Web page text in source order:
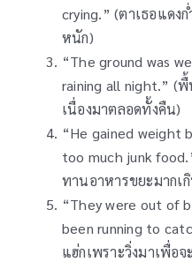
crying.” (ตาเธอแดง
หนัก)
“The ground was
raining all night.” (
เนื่องมาตลอดทั้งคืน)
“He gained weight
too much junk
ทานอาหารขยะมากเ
“They were out of
been running to
แฮ่กเพราะวิ่งมาเพื่อ